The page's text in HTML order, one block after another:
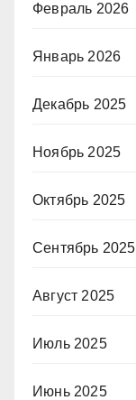
Февраль 2026
Январь 2026
Декабрь 2025
Ноябрь 2025
Октябрь 2025
Сентябрь 2025
Август 2025
Июль 2025
Июнь 2025